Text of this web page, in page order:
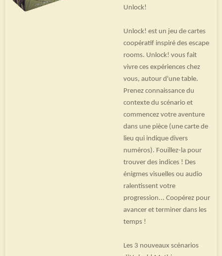
Unlock!
Unlock! est un jeu de cartes
coopératif inspiré des escape
rooms. Unlock! vous fait
vivre ces expériences chez
vous, autour d'une table.
Prenez connaissance du
contexte du scénario et
commencez votre aventure
dans une pièce (une carte de
lieu qui indique divers
numéros). Fouillez-la pour
trouver des indices ! Des
énigmes visuelles ou audio
ralentissent votre
progression... Coopérez pour
avancer et terminer dans les
temps !
Les 3 nouveaux scénarios